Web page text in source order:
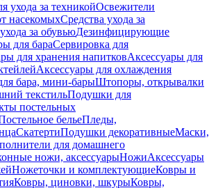
ухода за техникойОсвежители
насекомыхСредства ухода за
за обувьюДезинфицирующие
для бараСервировка для
для хранения напитковАксессуары для
Аксессуары для охлаждения
бара, мини-барыШтопоры, открывалки
текстильПодушки для
постельных
бельеПледы,
СкатертиПодушки декоративныеМаски,
для домашнего
ножи, аксессуарыНожиАксессуары
Ножеточки и комплектующиеКовры и
Ковры, циновки, шкурыКовры,